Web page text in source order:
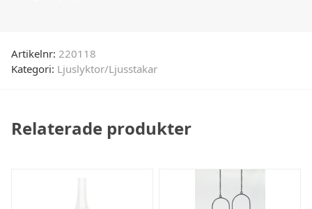
Artikelnr: 220118
Kategori: Ljuslyktor/Ljusstakar
Relaterade produkter